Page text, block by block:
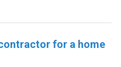
for a home